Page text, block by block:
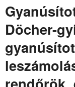
Döcher-
rendőrök,